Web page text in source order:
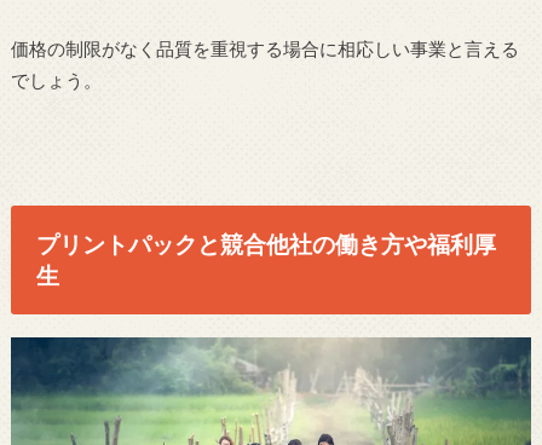
価格の制限がなく品質を重視する場合に相応しい事業と言える
でしょう。
プリントパックと競合他社の働き方や福利厚
生